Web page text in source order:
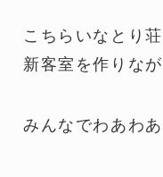
こちらいなとり
新客室を作りなが
みんなでわあわ